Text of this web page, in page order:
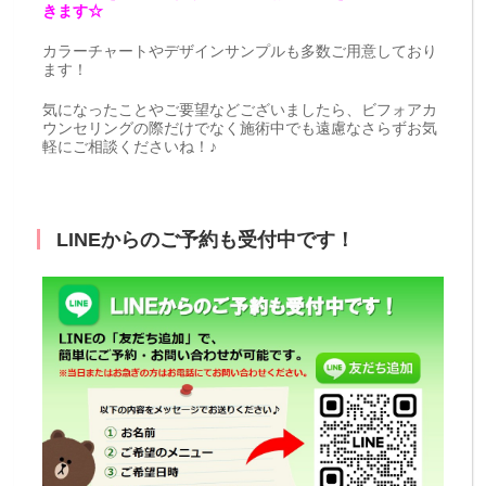
きます☆
カラーチャートやデザインサンプルも多数ご用意しており
ます！
気になったことやご要望などございましたら、ビフォアカ
ウンセリングの際だけでなく施術中でも遠慮なさらずお気
軽にご相談くださいね！♪
LINEからのご予約も受付中です！